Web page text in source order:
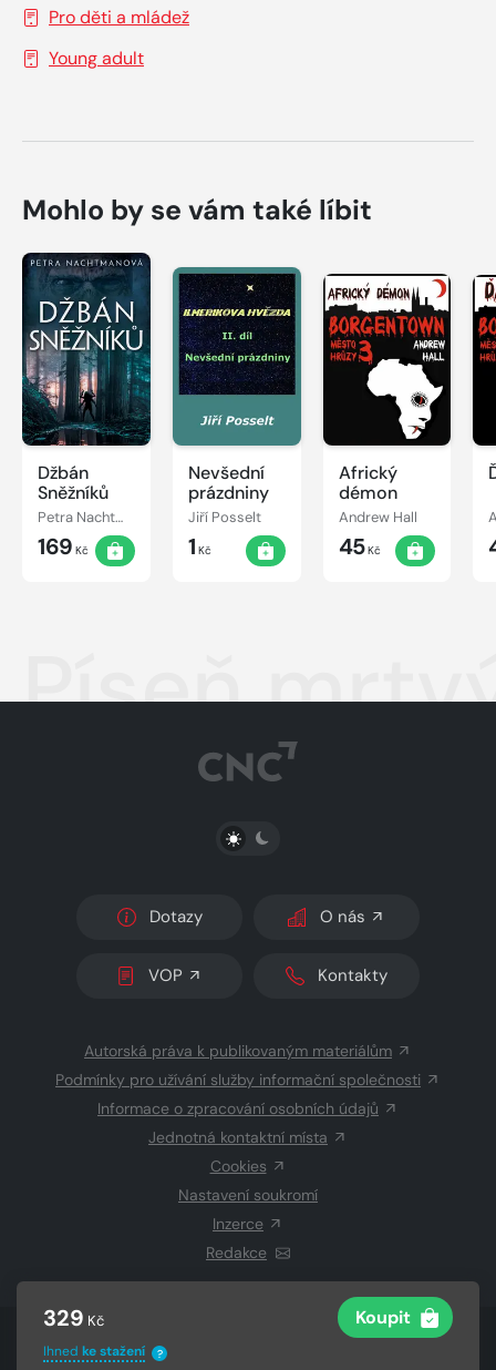
329 Kč Koupit
Ihned ke stažení ?
Pro děti a mládež
Young adult
Mohlo by se vám také líbit
Džbán
Sněžníků
Petra Nachtmanová
169 Kč
Nevšední
prázdniny
Jiří Posselt
1 Kč
Africký
démon
Andrew Hall
45Kč
Píseň
PŘEPNOUT SVĚTLÝ/TMAVÝ REŽIM
Dotazy O nás
VOP Kontakty
Autorská práva k publikovaným materiálům
Podmínky pro užívání služby informační společnosti
Informace o zpracování osobních údajů
Jednotná kontaktní místa
Cookies
Nastavení soukromí
Inzerce
Redakce
CZECH NEWS CENTER a.s.a dodavatelé